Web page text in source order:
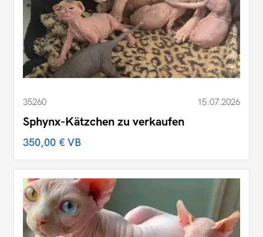
35260 15.07.2026
Sphynx-Kätzchen zu verkaufen
350,00 €VB